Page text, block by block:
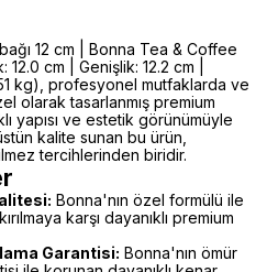
12 cm | Bonna Tea & Coffee
cm | Genişlik: 12.2 cm |
kg), profesyonel mutfaklarda ve
olarak tasarlanmış premium
yapısı ve estetik görünümüyle
kalite sunan bu ürün,
tercihlerinden biridir.
Bonna'nın özel formülü ile
karşı dayanıklı premium
Garantisi: Bonna'nın ömür